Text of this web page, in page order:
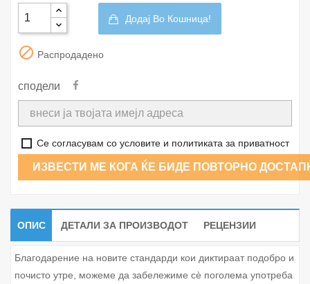
Додај Во Кошница!
 Распродадено
сподели
Се согласувам со условите и политиката за приватност
ИЗВЕСТИ МЕ КОГА ЌЕ БИДЕ ПОВТОРНО
ОПИС ДЕТАЛИ ЗА ПРОИЗВОДОТ РЕЦЕНЗИИ
Благодарение на новите стандарди кои диктираат подобро и
почисто утре, можеме да забележиме сè поголема употреба